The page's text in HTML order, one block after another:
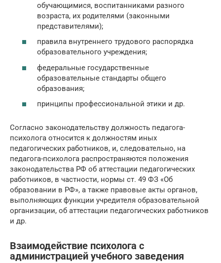
обучающимися, воспитанниками разного
возраста, их родителями (законными
представителями);
правила внутреннего трудового распорядка
образовательного учреждения;
федеральные государственные
образовательные стандарты общего
образования;
принципы профессиональной этики и др.
Согласно законодательству должность педагога-
психолога относится к должностям иных
педагогических работников, и, следовательно, на
педагога-психолога распространяются положения
законодательства РФ об аттестации педагогических
работников, в частности, нормы ст. 49 ФЗ «Об
образовании в РФ», а также правовые акты органов,
выполняющих функции учредителя образовательной
организации, об аттестации педагогических работников
и др.
Взаимодействие психолога с
администрацией учебного заведения